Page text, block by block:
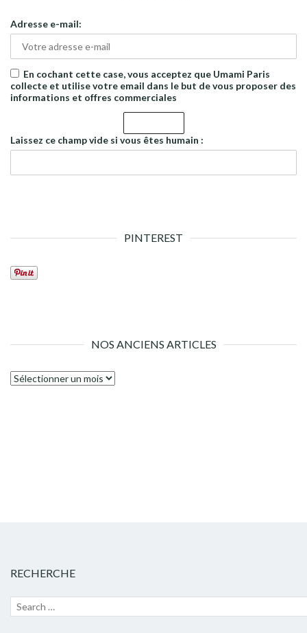
Adresse e-mail:
En cochant cette case, vous acceptez que Umami Paris
collecte et utilise votre email dans le but de vous proposer des
informations et offres commerciales
Laissez ce champ vide si vous êtes humain :
PINTEREST
NOS ANCIENS ARTICLES
Nos
RECHERCHE
Recherche